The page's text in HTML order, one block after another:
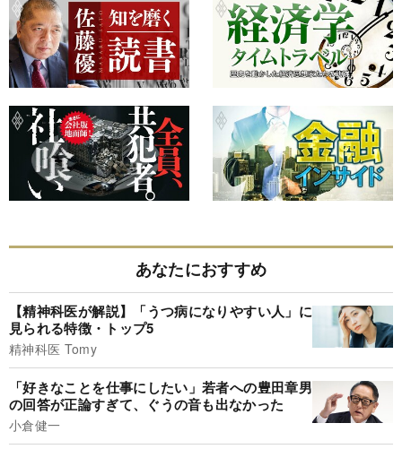
あなたにおすすめ
【精神科医が解説】「うつ病になりやすい人」に
見られる特徴・トップ5
精神科医 Tomy
「好きなことを仕事にしたい」若者への豊田章男
の回答が正論すぎて、ぐうの音も出なかった
小倉健一